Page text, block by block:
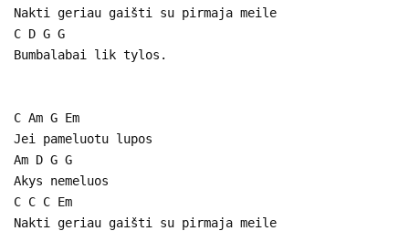
Nakti geriau gaišti su pirmaja meile
C D G G
Bumbalabai lik tylos.
C Am G Em
Jei pameluotu lupos
Am D G G
Akys nemeluos
C C C Em
Nakti geriau gaišti su pirmaja meile